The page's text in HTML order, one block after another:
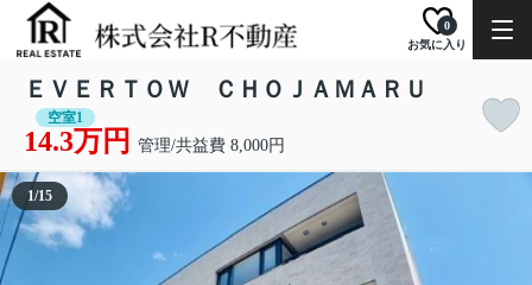
お気に入り
0
ＥＶＥＲＴＯＷ ＣＨＯＪＡＭＡＲＵ
空室1
14.3万円 管理/共益費 8,000円
1/15